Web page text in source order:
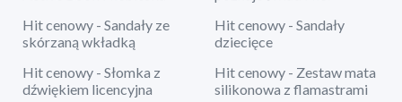
Hit cenowy - Sandały ze
skórzaną wkładką
Hit cenowy - Sandały
dziecięce
Hit cenowy - Słomka z
dźwiękiem licencyjna
Hit cenowy - Zestaw mata
silikonowa z flamastrami